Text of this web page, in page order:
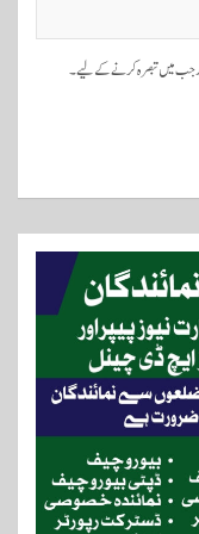
جب میں تبصرہ کرنے کےلیے۔